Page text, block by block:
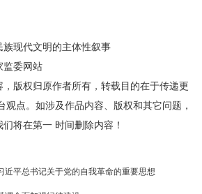
族现代文明的主体性叙事
监委网站
版权归原作者所有，转载目的在于传递更
观点。如涉及作品内容、版权和其它问题，
将在第一 时间删除内容！
近平总书记关于党的自我革命的重要思想